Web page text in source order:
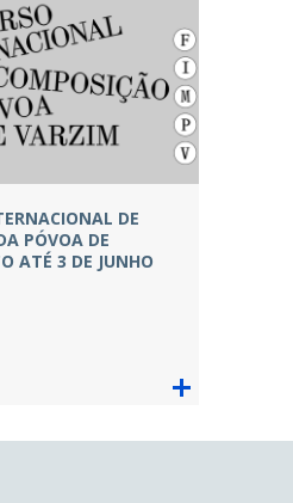
DE
PÓVOA DE
ATÉ 3 DE JUNHO